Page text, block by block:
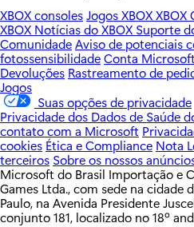
o
r
i
a
:
XBOX consolesJogos XBOXXBOX
XBOX Notícias do XBOX Suporte
ComunidadeAviso de potenciais
fotossensibilidadeConta Microsoft
Devoluções Rastreamento de
Jogos
Suas opções de privacidade
Privacidade dos Dados de Saúde
contato com a Microsoft
cookies Ética e Compliance Nota
terceiros Sobre os nossos
Microsoft do Brasil Importação e
Games Ltda., com sede na cidade
Paulo, na Avenida Presidente
conjunto 181, localizado no 18º